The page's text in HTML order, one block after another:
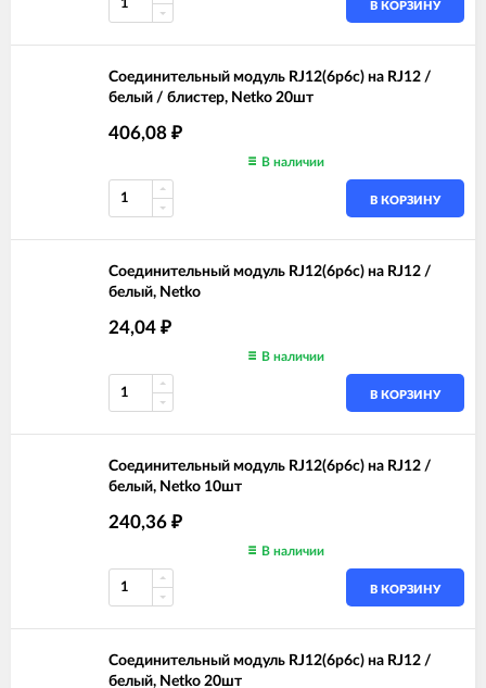
В КОРЗИНУ
Соединительный модуль RJ12(6p6c) на RJ12 /
белый / блистер, Netko 20шт
406,08 ₽
В наличии
В КОРЗИНУ
Соединительный модуль RJ12(6p6c) на RJ12 /
белый, Netko
24,04 ₽
В наличии
В КОРЗИНУ
Соединительный модуль RJ12(6p6c) на RJ12 /
белый, Netko 10шт
240,36 ₽
В наличии
В КОРЗИНУ
Соединительный модуль RJ12(6p6c) на RJ12 /
белый, Netko 20шт